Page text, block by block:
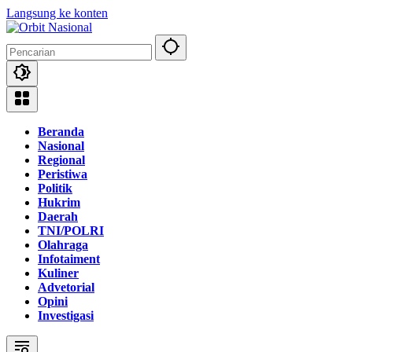
Langsung ke konten
Beranda
Nasional
Regional
Peristiwa
Politik
Hukrim
Daerah
TNI/POLRI
Olahraga
Infotaiment
Kuliner
Advetorial
Opini
Investigasi